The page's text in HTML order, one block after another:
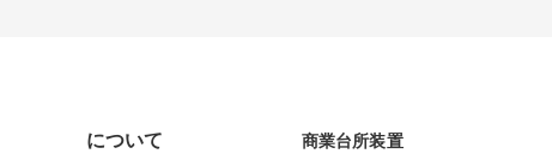
について 商業台所装置